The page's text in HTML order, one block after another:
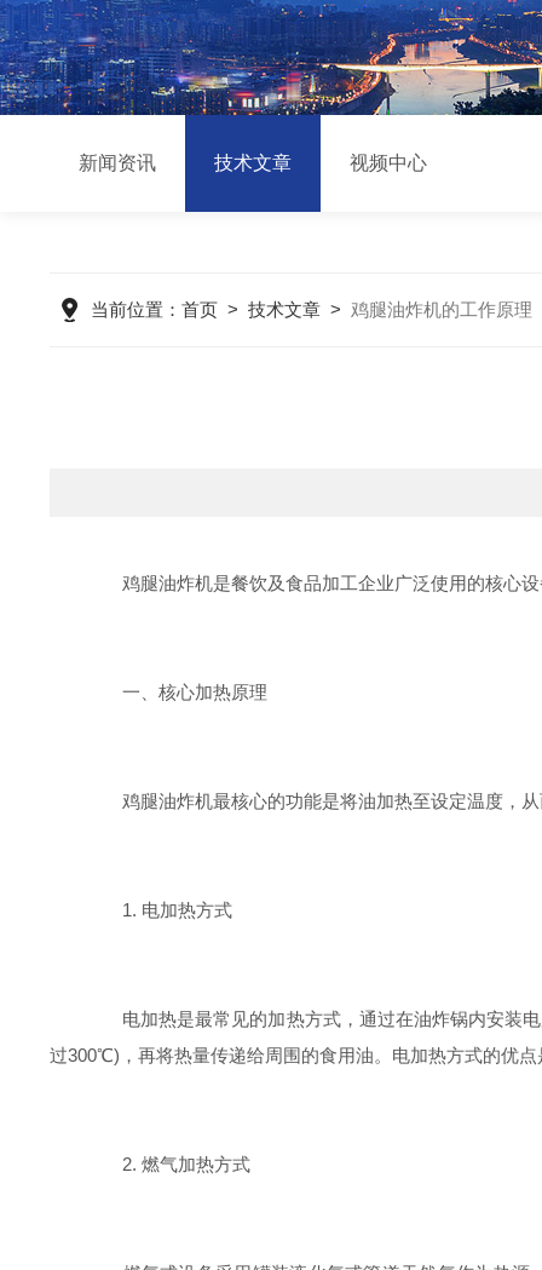
新闻资讯 技术文章 视频中心
当前位置： 首页> 技术文章> 鸡腿油炸机的工作原理
鸡腿油炸机是餐饮及食品加工企业广泛使用的核心设
一、核心加热原理
鸡腿油炸机最核心的功能是将油加热至设定温度，从
1. 电加热方式
电加热是最常见的加热方式，通过在油炸锅内安装电
过300℃)，再将热量传递给周围的食用油。电加热方式的优
2. 燃气加热方式